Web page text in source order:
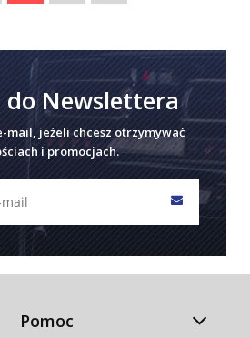
do Newslettera
mail, jeżeli chcesz otrzymywać
i promocjach.
Pomoc